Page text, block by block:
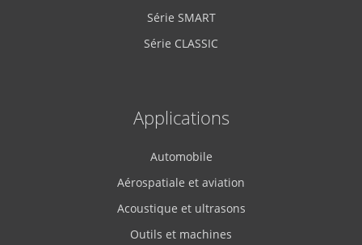
Série SMART
Série CLASSIC
Applications
Automobile
Aérospatiale et aviation
Acoustique et ultrasons
Outils et machines